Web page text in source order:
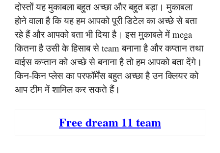
दोस्तों यह मुकाबला बहुत अच्छा और बहुत बड़ा। मुकाबला
होने वाला है कि यह हम आपको पूरी डिटेल का अच्छे से बता
रहे हैं और आपको बता भी दिया है। इस मुकाबले में mega
कितना है उसी के हिसाब से team बनाना है और कप्तान तथा
वाईस कप्तान को अच्छे से बनाना है तो हम आपको बता देंगे।
किन-किन प्लेस का परफॉर्मेंस बहुत अच्छा है उन क्लियर को
आप टीम में शामिल कर सकते हैं।
Free dream 11 team